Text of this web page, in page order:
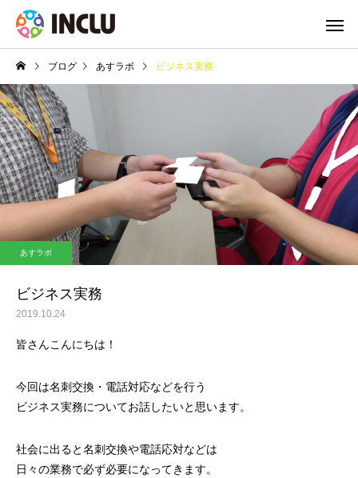
ブログ あすラボ ビジネス実務
あすラボ
ビジネス実務
2019.10.24
皆さんこんにちは！
今回は名刺交換・電話対応などを行う
ビジネス実務についてお話したいと思います。
社会に出ると名刺交換や電話応対などは
日々の業務で必ず必要になってきます。